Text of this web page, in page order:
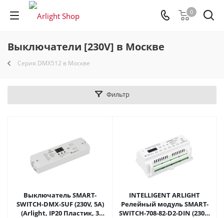
0
Выключатели [230V] в Москве
Серия DMX512 в Москве
Фильтр
Выключатель SMART-
SWITCH-DMX-SUF (230V, 5A)
(Arlight, IP20 Пластик, 3
INTELLIGENT ARLIGHT
Релейный модуль SMART-
SWITCH-708-82-D2-DIN (230V,